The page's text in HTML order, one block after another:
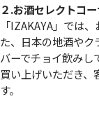
２.お酒セレクトコ
「IZAKAYA」では
た、日本の地酒やク
バーでチョイ飲み
買い上げいただき
す。